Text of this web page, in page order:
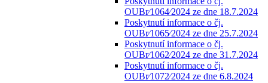
OUBr⁄1064⁄2024 ze dne 18.7.2024
Poskytnutí informace o čj.
OUBr⁄1065⁄2024 ze dne 25.7.2024
Poskytnutí informace o čj.
OUBr⁄1062⁄2024 ze dne 31.7.2024
Poskytnutí informace o čj.
OUBr⁄1072⁄2024 ze dne 6.8.2024